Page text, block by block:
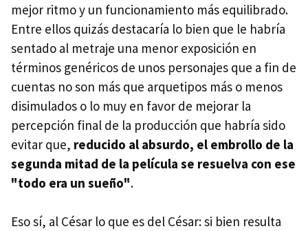
mejor ritmo y un funcionamiento más equilibrado.
Entre ellos quizás destacaría lo bien que le habría
sentado al metraje una menor exposición en
términos genéricos de unos personajes que a fin de
cuentas no son más que arquetipos más o menos
disimulados o lo muy en favor de mejorar la
percepción final de la producción que habría sido
evitar que, reducido al absurdo, el embrollo de la
segunda mitad de la película se resuelva con ese
"todo era un sueño".
Eso sí, al César lo que es del César: si bien resulta